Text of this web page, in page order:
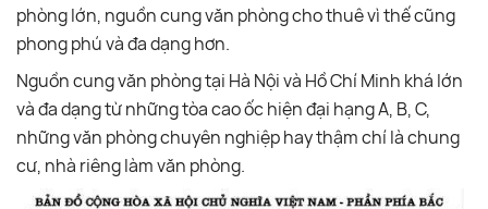
phòng lớn, nguồn cung văn phòng cho thuê vì thế cũng
phong phú và đa dạng hơn.
Nguồn cung văn phòng tại Hà Nội và Hồ Chí Minh khá lớn
và đa dạng từ những tòa cao ốc hiện đại hạng A, B, C,
những văn phòng chuyên nghiệp hay thậm chí là chung
cư, nhà riêng làm văn phòng.